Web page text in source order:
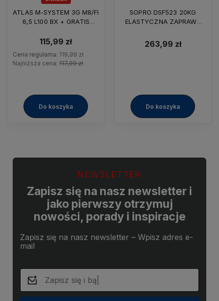
ATLAS M-SYSTEM 3G M8/FI
6,5 L100 BX + GRATIS
115,99 zł
Cena regularna: 119,99 zł
Najniższa cena: 117,99 zł
Do koszyka
SOPRO DSF523 20KG
ELASTYCZNA ZAPRAWA
263,99 zł
Do koszyka
NEWSLETTER
Zapisz się na nasz newsletter i
jako pierwszy otrzymuj
nowości, porady i inspiracje
Zapisz się na nasz newsletter – Wpisz adres e-
mail